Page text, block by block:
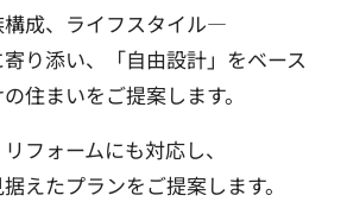
新築住宅 全５棟3号棟
丘駅 徒歩24分
成、ライフスタイル―
り添い、「自由設計」をベース
住まいをご提案します。
フォームにも対応し、
えたプランをご提案します。